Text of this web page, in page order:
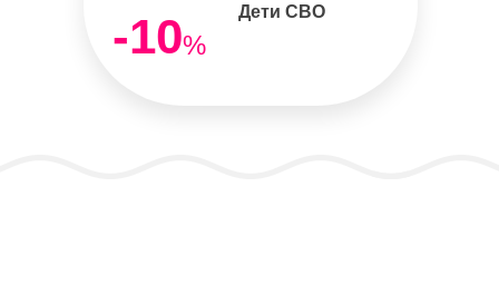
-10%
Дети СВО